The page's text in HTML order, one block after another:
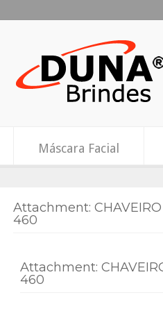
Máscara Facial
Attachment: CHAVEIRO
460
Attachment:
460